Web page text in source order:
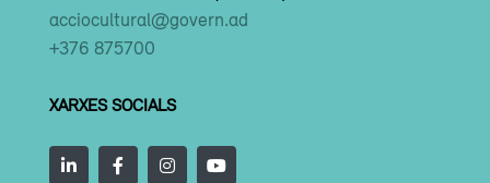
acciocultural@govern.ad
+376 875700
XARXES SOCIALS